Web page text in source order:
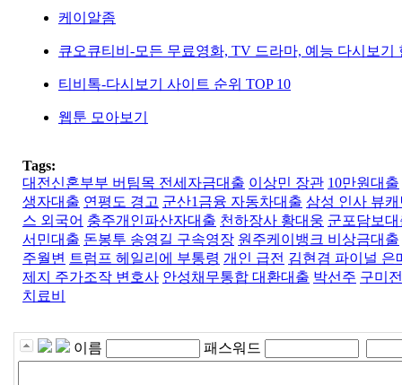
케이알좀
큐오큐티비-모든 무료영화, TV 드라마, 예능 다시보기
티비톡-다시보기 사이트 순위 TOP 10
웹툰 모아보기
Tags:
대전신혼부부 버팀목 전세자금대출 이상민 장관 10만원대출
생자대출 연평도 경고 군산1금융 자동차대출 삼성 인사 뷰캐
스 외국어 충주개인파산자대출 천하장사 황대웅 군포담보대
서민대출 돈봉투 송영길 구속영장 원주케이뱅크 비상금대출
주월변 트럼프 헤일리에 부통령 개인 급전 김현겸 파이널 은
제지 주가조작 변호사 안성채무통합 대환대출 박선주 구미
치료비
이름 패스워드